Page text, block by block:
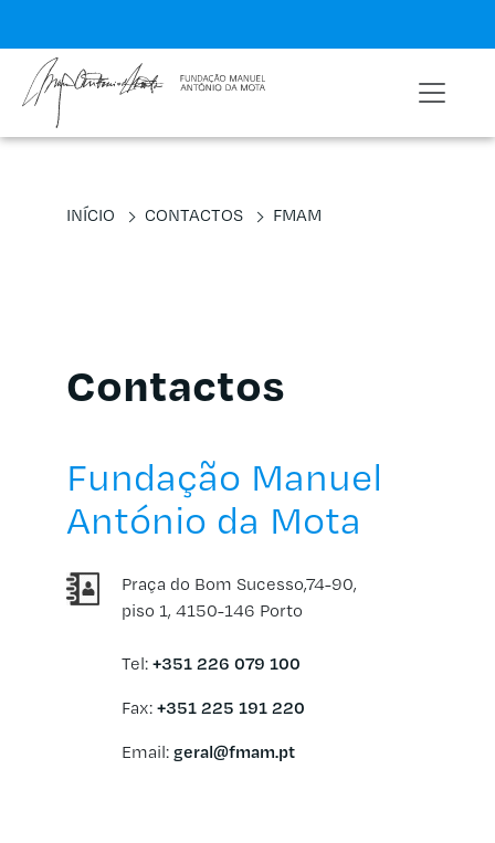
INÍCIO CONTACTOS FMAM
Contactos
Fundação Manuel
António da Mota
Praça do Bom Sucesso,74-90,
piso 1, 4150-146 Porto
Tel:+351 226 079 100
Fax:+351 225 191 220
Email:geral@fmam.pt